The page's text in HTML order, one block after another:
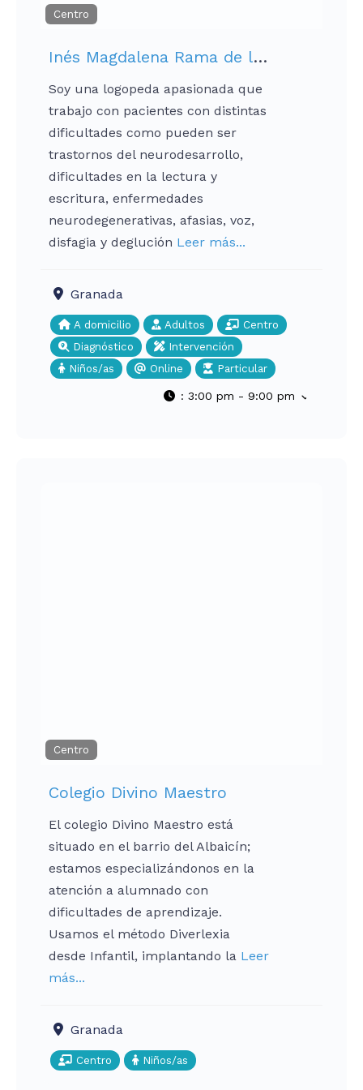
Centro
Inés Magdalena Rama de la Torre
Soy una logopeda apasionada que
trabajo con pacientes con distintas
dificultades como pueden ser
trastornos del neurodesarrollo,
dificultades en la lectura y
escritura, enfermedades
neurodegenerativas, afasias, voz,
disfagia y deglución Leer más...
Granada
A domicilio Adultos
Centro
Diagnóstico
Intervención
Niños/as
Online Particular
: 3:00 pm - 9:00 pm
Centro
Colegio Divino Maestro
El colegio Divino Maestro está
situado en el barrio del Albaicín;
estamos especializándonos en la
atención a alumnado con
dificultades de aprendizaje.
Usamos el método Diverlexia
desde Infantil, implantando la Leer
más...
Granada
Centro Niños/as